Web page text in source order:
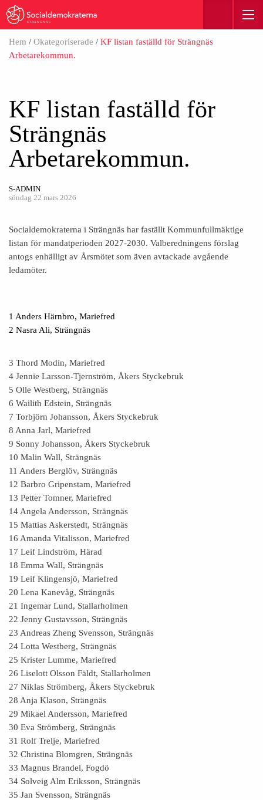
STRÄNGNÄS
Hem / Okategoriserade / KF listan faställd för Strängnäs
Arbetarekommun.
KF listan faställd för
Strängnäs
Arbetarekommun.
S-ADMIN
söndag 22 mars 2026
Socialdemokraterna i Strängnäs har faställt Kommunfullmäktige
listan för mandatperioden 2027-2030. Valberedningens förslag
antogs enhälligt av Årsmötet som även avtackade avgående
ledamöter.
1 Anders Härnbro, Mariefred
2 Nasra Ali, Strängnäs
3 Thord Modin, Mariefred
4 Jennie Larsson-Tjernström, Åkers Styckebruk
5 Olle Westberg, Strängnäs
6 Wailith Edstein, Strängnäs
7 Torbjörn Johansson, Åkers Styckebruk
8 Anna Jarl, Mariefred
9 Sonny Johansson, Åkers Styckebruk
10 Malin Wall, Strängnäs
11 Anders Berglöv, Strängnäs
12 Barbro Gripenstam, Mariefred
13 Petter Tomner, Mariefred
14 Angela Andersson, Strängnäs
15 Mattias Askerstedt, Strängnäs
16 Amanda Vitalisson, Mariefred
17 Leif Lindström, Härad
18 Emma Wall, Strängnäs
19 Leif Klingensjö, Mariefred
20 Lena Kanevåg, Strängnäs
21 Ingemar Lund, Stallarholmen
22 Jenny Gustavsson, Strängnäs
23 Andreas Zheng Svensson, Strängnäs
24 Lotta Westberg, Strängnäs
25 Krister Lumme, Mariefred
26 Liselott Olsson Fäldt, Stallarholmen
27 Niklas Strömberg, Åkers Styckebruk
28 Anja Klason, Strängnäs
29 Mikael Andersson, Mariefred
30 Eva Strömberg, Strängnäs
31 Rolf Trelje, Mariefred
32 Christina Blomgren, Strängnäs
33 Magnus Brandel, Fogdö
34 Solveig Alm Eriksson, Strängnäs
35 Jan Svensson, Strängnäs